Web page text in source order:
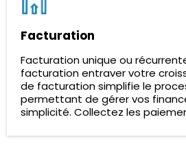
Facturation
Facturation unique ou
facturation entraver votre
de facturation simplifie le
permettant de gérer vos
simplicité. Collectez les